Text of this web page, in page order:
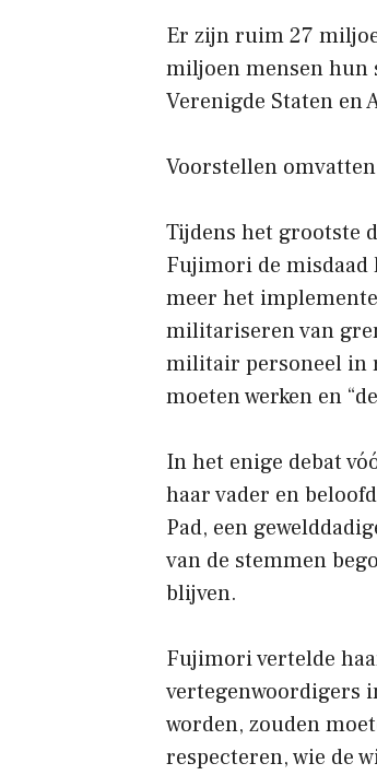
Er zijn ruim 27
miljoen mensen hun
Verenigde Staten en
Voorstellen
Tijdens het grootste
Fujimori de misdaad
meer het
militariseren van
militair personeel in
moeten werken en
In het enige debat
haar vader en
Pad, een
van de stemmen
blijven.
Fujimori vertelde
vertegenwoordigers
worden, zouden
respecteren, wie de